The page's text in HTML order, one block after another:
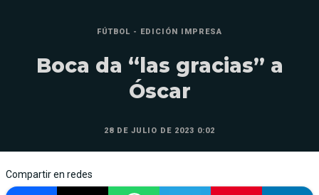
FÚTBOL - EDICIÓN IMPRESA
Boca da “las gracias” a
Óscar
28 DE JULIO DE 2023 0:02
Compartir en redes